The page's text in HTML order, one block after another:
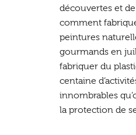
découvertes et
comment
peintures
gourmands en
fabriquer du
centaine
innombrables
la protection de